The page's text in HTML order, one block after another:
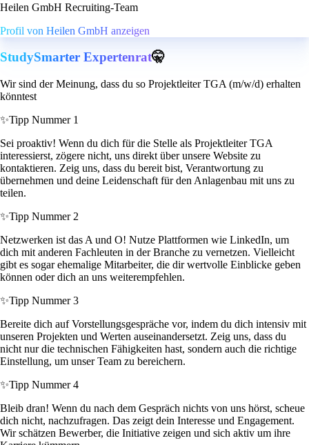
Heilen GmbH Recruiting-Team
Profil von Heilen GmbH anzeigen
StudySmarter Expertenrat🤫
Wir sind der Meinung, dass du so Projektleiter TGA (m/w/d) erhalten
könntest
✨Tipp Nummer 1
Sei proaktiv! Wenn du dich für die Stelle als Projektleiter TGA
interessierst, zögere nicht, uns direkt über unsere Website zu
kontaktieren. Zeig uns, dass du bereit bist, Verantwortung zu
übernehmen und deine Leidenschaft für den Anlagenbau mit uns zu
teilen.
✨Tipp Nummer 2
Netzwerken ist das A und O! Nutze Plattformen wie LinkedIn, um
dich mit anderen Fachleuten in der Branche zu vernetzen. Vielleicht
gibt es sogar ehemalige Mitarbeiter, die dir wertvolle Einblicke geben
können oder dich an uns weiterempfehlen.
✨Tipp Nummer 3
Bereite dich auf Vorstellungsgespräche vor, indem du dich intensiv mit
unseren Projekten und Werten auseinandersetzt. Zeig uns, dass du
nicht nur die technischen Fähigkeiten hast, sondern auch die richtige
Einstellung, um unser Team zu bereichern.
✨Tipp Nummer 4
Bleib dran! Wenn du nach dem Gespräch nichts von uns hörst, scheue
dich nicht, nachzufragen. Das zeigt dein Interesse und Engagement.
Wir schätzen Bewerber, die Initiative zeigen und sich aktiv um ihre